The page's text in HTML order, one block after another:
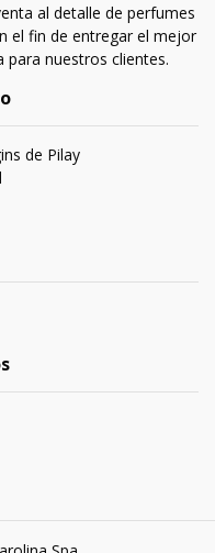
al detalle de perfumes
el fin de entregar el mejor
nuestros clientes.
de Pilay